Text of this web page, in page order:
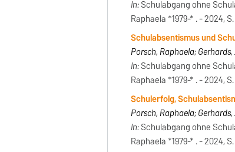
In:Schulabgang ohne
Raphaela *1979-* . - 2024,
Schulabsentismus und
Porsch, Raphaela;
In:Schulabgang ohne
Raphaela *1979-* . - 2024, S.
Schulerfolg,
Porsch, Raphaela;
In:Schulabgang ohne
Raphaela *1979-* . - 2024,